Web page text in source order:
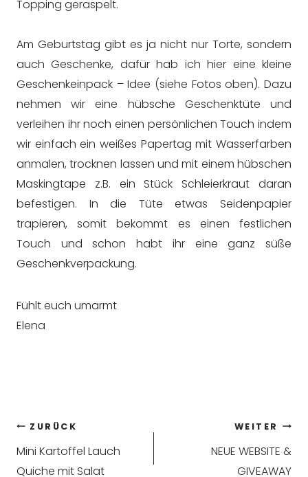
Topping geraspelt.
Am Geburtstag gibt es ja nicht nur Torte, sondern
auch Geschenke, dafür hab ich hier eine kleine
Geschenkeinpack – Idee (siehe Fotos oben). Dazu
nehmen wir eine hübsche Geschenktüte und
verleihen ihr noch einen persönlichen Touch indem
wir einfach ein weißes Papertag mit Wasserfarben
anmalen, trocknen lassen und mit einem hübschen
Maskingtape z.B. ein Stück Schleierkraut daran
befestigen. In die Tüte etwas Seidenpapier
trapieren, somit bekommt es einen festlichen
Touch und schon habt ihr eine ganz süße
Geschenkverpackung.
Fühlt euch umarmt
Elena
Beitragsnavigation
ZURÜCK
Mini Kartoffel Lauch
Quiche mit Salat
WEITER
NEUE WEBSITE &
GIVEAWAY